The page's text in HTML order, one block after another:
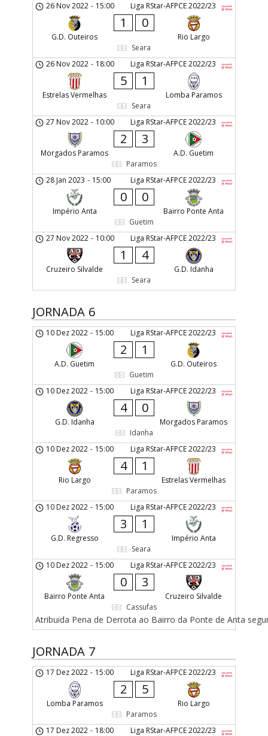
Liga RStar-AFPCE 2022/23
26 Nov 2022 - 15:00
G.D. Outeiros
1 0
Rio Largo
Seara
Liga RStar-AFPCE 2022/23
26 Nov 2022 - 18:00
Estrelas Vermelhas
5 1
Lomba Paramos
Seara
Liga RStar-AFPCE 2022/23
27 Nov 2022 - 10:00
Morgados Paramos
2 3
A.D. Guetim
Paramos
Liga RStar-AFPCE 2022/23
28 Jan 2023 - 15:00
Império Anta
0 0
Bairro Ponte Anta
Guetim
Liga RStar-AFPCE 2022/23
27 Nov 2022 - 10:00
Cruzeiro Silvalde
1 4
G.D. Idanha
Seara
JORNADA 6
Liga RStar-AFPCE 2022/23
10 Dez 2022 - 15:00
A.D. Guetim
2 1
G.D. Outeiros
Guetim
Liga RStar-AFPCE 2022/23
10 Dez 2022 - 15:00
G.D. Idanha
4 0
Morgados Paramos
Idanha
Liga RStar-AFPCE 2022/23
10 Dez 2022 - 15:00
Rio Largo
4 1
Estrelas Vermelhas
Paramos
Liga RStar-AFPCE 2022/23
10 Dez 2022 - 15:00
G.D. Regresso
3 1
Império Anta
Seara
Liga RStar-AFPCE 2022/23
10 Dez 2022 - 15:00
Bairro Ponte Anta
0 3
Cruzeiro Silvalde
Cassufas
Atribuida Pena de Derrota ao Bairro da Ponte de Anta
JORNADA 7
Liga RStar-AFPCE 2022/23
17 Dez 2022 - 15:00
Lomba Paramos
2 5
Rio Largo
Paramos
Liga RStar-AFPCE 2022/23
17 Dez 2022 - 18:00